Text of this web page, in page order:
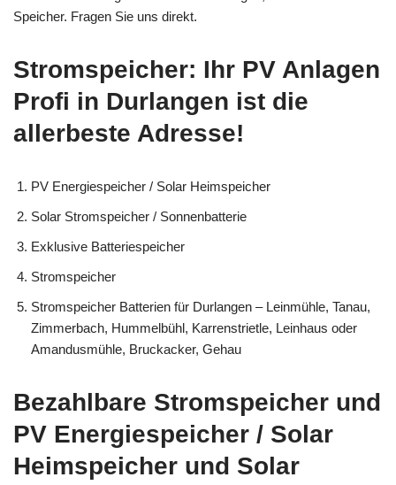
Speicher. Fragen Sie uns direkt.
Stromspeicher: Ihr PV Anlagen
Profi in Durlangen ist die
allerbeste Adresse!
PV Energiespeicher / Solar Heimspeicher
Solar Stromspeicher / Sonnenbatterie
Exklusive Batteriespeicher
Stromspeicher
Stromspeicher Batterien für Durlangen – Leinmühle, Tanau,
Zimmerbach, Hummelbühl, Karrenstrietle, Leinhaus oder
Amandusmühle, Bruckacker, Gehau
Bezahlbare Stromspeicher und
PV Energiespeicher / Solar
Heimspeicher und Solar